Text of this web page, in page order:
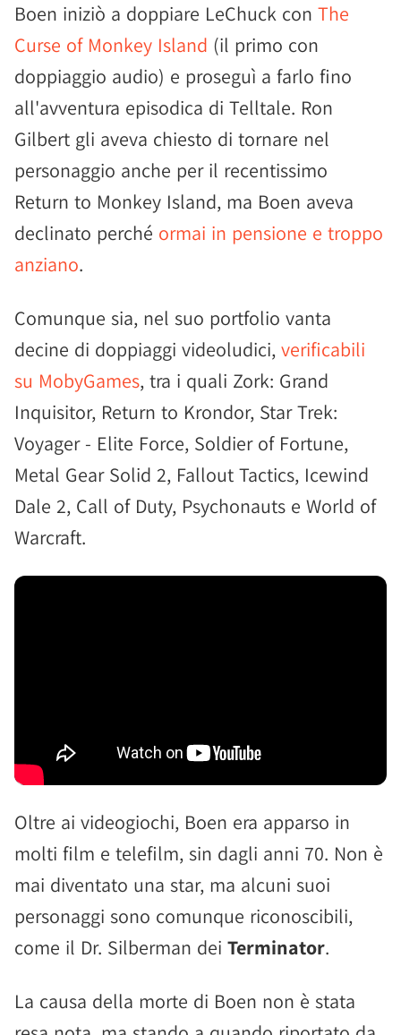
Boen iniziò a doppiare LeChuck con The
Curse of Monkey Island (il primo con
doppiaggio audio) e proseguì a farlo fino
all'avventura episodica di Telltale. Ron
Gilbert gli aveva chiesto di tornare nel
personaggio anche per il recentissimo
Return to Monkey Island, ma Boen aveva
declinato perché ormai in pensione e troppo
anziano.
Comunque sia, nel suo portfolio vanta
decine di doppiaggi videoludici, verificabili
su MobyGames, tra i quali Zork: Grand
Inquisitor, Return to Krondor, Star Trek:
Voyager - Elite Force, Soldier of Fortune,
Metal Gear Solid 2, Fallout Tactics, Icewind
Dale 2, Call of Duty, Psychonauts e World of
Warcraft.
Oltre ai videogiochi, Boen era apparso in
molti film e telefilm, sin dagli anni 70. Non è
mai diventato una star, ma alcuni suoi
personaggi sono comunque riconoscibili,
come il Dr. Silberman dei Terminator.
La causa della morte di Boen non è stata